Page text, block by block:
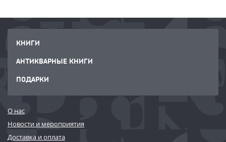
КНИГИ
АНТИКВАРНЫЕ КНИГИ
ПОДАРКИ
О нас
Новости и мероприятия
Доставка и оплата